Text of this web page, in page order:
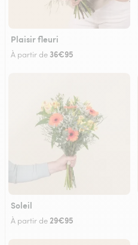
Plaisir fleuri
À partir de 36€95
Soleil
À partir de29€95